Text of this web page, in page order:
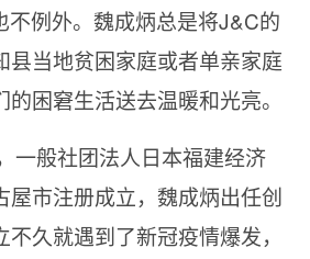
不例外。魏成炳总是将J&C的
县当地贫困家庭或者单亲家庭
困窘生活送去温暖和光亮。
一般社团法人日本福建经济
屋市注册成立，魏成炳出任创
久就遇到了新冠疫情爆发，